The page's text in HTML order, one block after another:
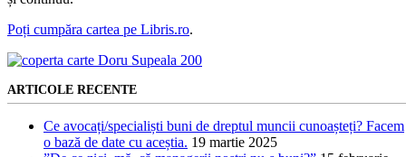
Poți cumpăra cartea pe Libris.ro.
ARTICOLE RECENTE
Ce avocați/specialiști buni de dreptul muncii cunoașteți? Facem
o bază de date cu aceștia. 19 martie 2025